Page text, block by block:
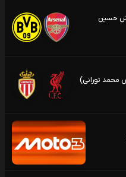
حسین
محمد تورانی)